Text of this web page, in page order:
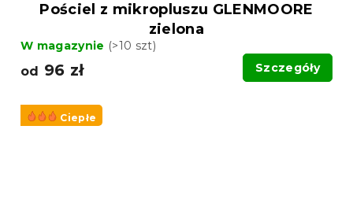
Pościel z mikropluszu GLENMOORE
zielona
W magazynie (>10 szt)
od 96 zł Szczegóły
Ciepłe